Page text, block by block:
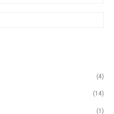
(4)
(14)
(1)